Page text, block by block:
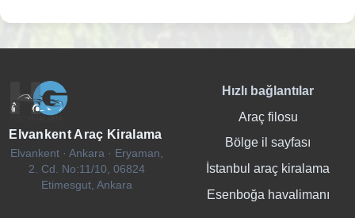
Elvankent Araç Kiralama
Elvankent · Ankara · Eryaman,
2. Cd. No:11/10, 06824
Etimesgut, Ankara
Hızlı bağlantılar
Araç filosu
Bölge il sayfası
İstanbul araç kiralama
Esenboğa havalimanı